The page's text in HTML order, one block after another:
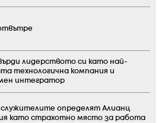
лидерството си като най-
технологична компания и
интегратор
служителите определят Алианц
като страхотно място за работа